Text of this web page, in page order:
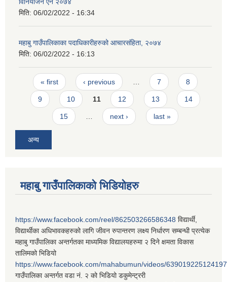
विनियोजन ऐन २०७४
मिति: 06/02/2022 - 16:34
महाबु गाउँपालिकाका पदाधिकारीहरुको आचारसंहिता, २०७४
मिति: 06/02/2022 - 16:13
Pages
« first ‹ previous 7 8
9 10 11 12 13 14
15 next › last »
अन्य
महाबु गाउँपालिकाको भिडियोहरु
https://www.facebook.com/reel/862503266586348 विद्यार्थी,
विद्यार्थीका अधिभावकहरुको लागि जीवन रुपान्तरण लक्ष्य निर्धारण सम्बन्धी प्रत्येक
महाबु गाउँपालिका अन्तर्गतका माध्यमिक विद्यालयहरुमा २ दिने क्षमता विकास
तालिमको भिडियो
https://www.facebook.com/mahabumun/videos/639019225124197
गाउँपालिका अन्तर्गत वडा नं. २ को भिडियो डकुमेन्ट्ररी